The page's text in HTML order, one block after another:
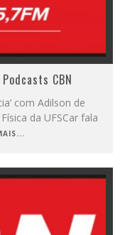
CBN
com Adilson de
da UFSCar fala